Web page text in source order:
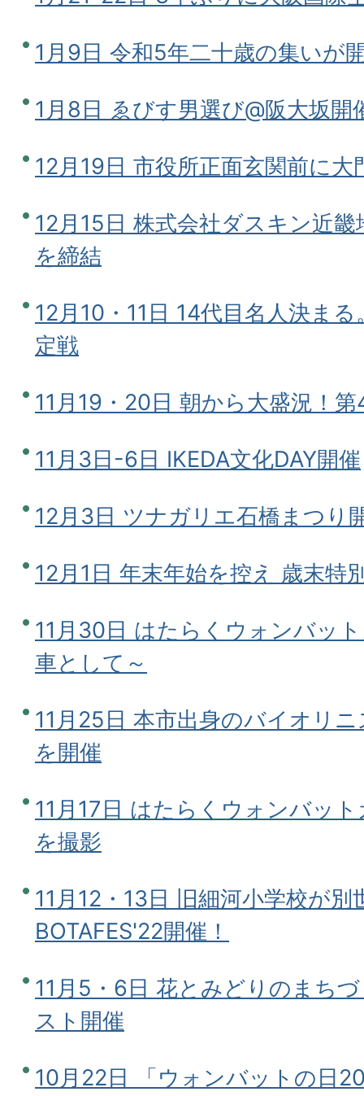
1月9日 令和5年二十歳の集いが
1月8日 ゑびす男選び@阪大坂開
12月19日 市役所正面玄関前に大
12月15日 株式会社ダスキン近
を締結
12月10・11日 14代目名人決ま
定戦
11月19・20日 朝から大盛況！
11月3日-6日 IKEDA文化DAY開催
12月3日 ツナガリエ石橋まつり
12月1日 年末年始を控え 歳末特
11月30日 はたらくウォンバッ
車として～
11月25日 本市出身のバイオリ
を開催
11月17日 はたらくウォンバッ
を撮影
11月12・13日 旧細河小学校が別
BOTAFES'22開催！
11月5・6日 花とみどりのまち
スト開催
10月22日 「ウォンバットの日